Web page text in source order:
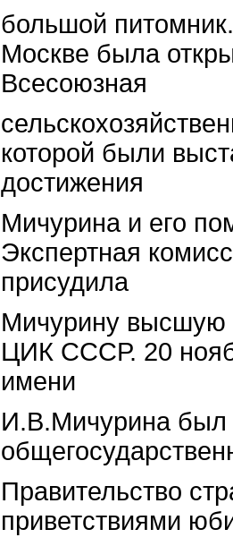
большой
Москве была
Всесоюзная
которой были
достижения
Мичурина и его
Экспертная
присудила
Мичурину высшую
ЦИК СССР. 20
имени
И.В.Мичурина был
Правительство
приветствиями